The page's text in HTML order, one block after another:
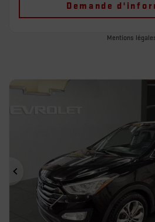
Demande
Mentions
Précédent